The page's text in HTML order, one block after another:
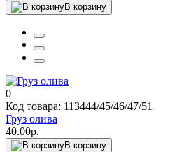
В корзину
0
Код товара: 113444/45/46/47/51
Груз олива
40.00р.
В корзину